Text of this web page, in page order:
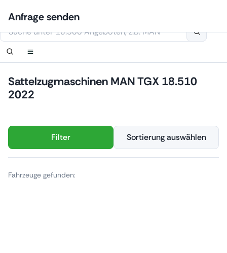
Inhalt
springen
Sattelzugmaschinen MAN TGX 18.510
2022
Filter Sortierung auswählen
Fahrzeuge gefunden:
Anmelden
Benachrichtigung einrichten
Diese Webseite verwendet Cookies
Kontaktiere uns
Ihre Anfrage wurde erhalten.
Anfrage senden
Benachrichtigung einrichten